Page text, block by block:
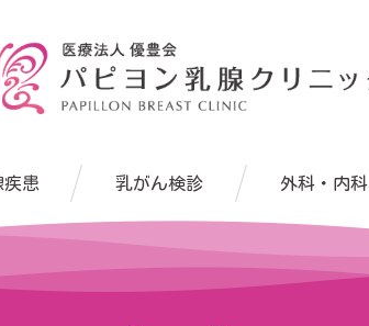
疾患 乳がん検診 外科・内科